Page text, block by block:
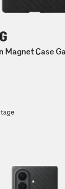
Magnet Case